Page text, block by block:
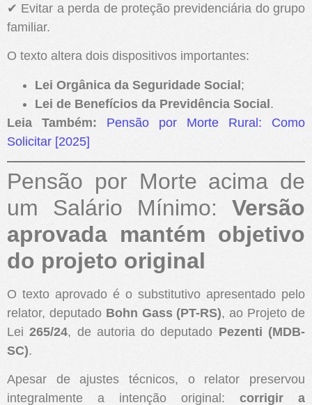
✔ Evitar a perda de proteção previdenciária do grupo
familiar.
O texto altera dois dispositivos importantes:
Lei Orgânica da Seguridade Social;
Lei de Benefícios da Previdência Social.
Leia Também: Pensão por Morte Rural: Como
Solicitar [2025]
Pensão por Morte acima de
um Salário Mínimo: Versão
aprovada mantém objetivo
do projeto original
O texto aprovado é o substitutivo apresentado pelo
relator, deputado Bohn Gass (PT-RS), ao Projeto de
Lei265/24, de autoria do deputado Pezenti (MDB-
SC).
Apesar de ajustes técnicos, o relator preservou
integralmente a intenção original: corrigir a